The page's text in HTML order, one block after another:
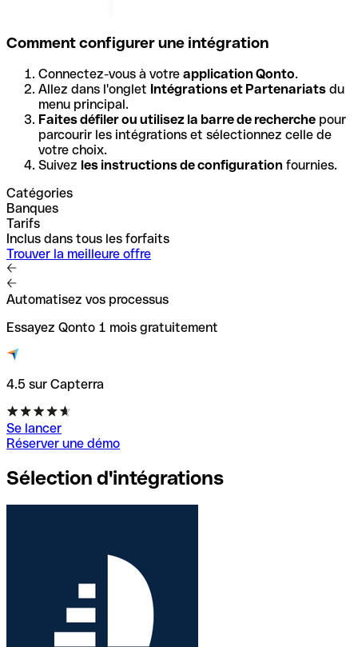
Comment configurer une intégration
Connectez-vous à votre application Qonto.
Allez dans l'onglet Intégrations et Partenariats du
menu principal.
Faites défiler ou utilisez la barre de recherche pour
parcourir les intégrations et sélectionnez celle de
votre choix.
Suivez les instructions de configuration fournies.
Catégories
Banques
Tarifs
Inclus dans tous les forfaits
Trouver la meilleure offre
Automatisez vos processus
Essayez Qonto 1 mois gratuitement
4.5 sur Capterra
Se lancer
Réserver une démo
Sélection d'intégrations